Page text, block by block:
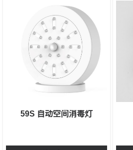
59S 自动空间消毒灯